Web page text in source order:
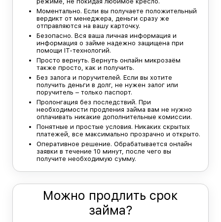
Моментально. Если вы получаете положительный
вердикт от менеджера, деньги сразу же
отправляются на вашу карточку.
Безопасно. Вся ваша личная информация и
информация о займе надежно защищена при
помощи IT-технологий.
Просто вернуть. Вернуть онлайн микрозаём
также просто, как и получить.
Без залога и поручителей. Если вы хотите
получить деньги в долг, не нужен залог или
поручитель – только паспорт.
Пролонгация без последствий. При
необходимости продления займа вам не нужно
оплачивать никакие дополнительные комиссии.
Понятные и простые условия. Никаких скрытых
платежей, все максимально прозрачно и открыто.
Оперативное решение. Обрабатывается онлайн
заявки в течение 10 минут, после чего вы
получите необходимую сумму.
Можно продлить срок
займа?